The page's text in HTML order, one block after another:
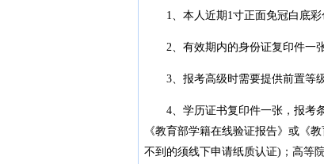
1、本人近期1寸正面免冠白底彩
2、有效期内的身份证复印件一
3、报考高级时需要提供前置等
4、学历证书复印件一张，报考条
《教育部学籍在线验证报告》或《
不到的须线下申请纸质认证)；高等